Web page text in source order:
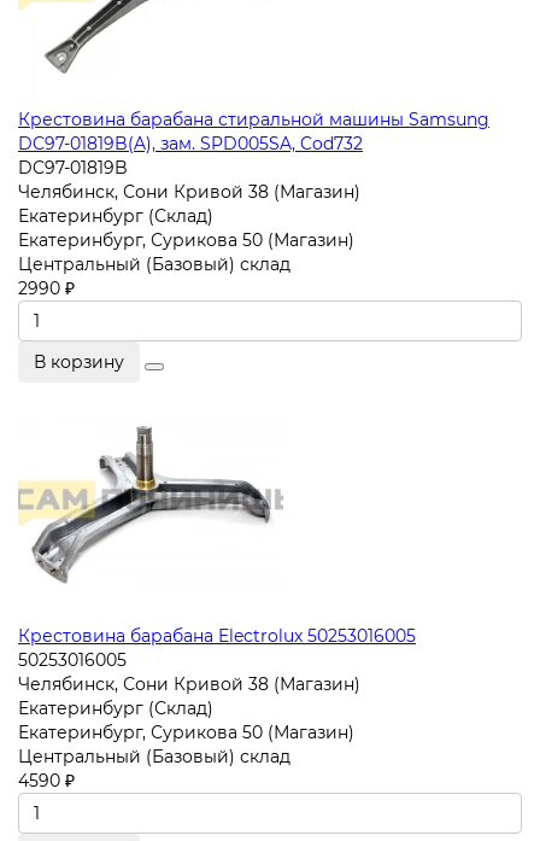
Крестовина барабана стиральной машины Samsung
DC97-01819B(A), зам. SPD005SA, Cod732
DC97-01819B
Челябинск, Сони Кривой 38 (Магазин)
Екатеринбург (Склад)
Екатеринбург, Сурикова 50 (Магазин)
Центральный (Базовый) склад
2990 ₽
В корзину
Крестовина барабана Electrolux 50253016005
50253016005
Челябинск, Сони Кривой 38 (Магазин)
Екатеринбург (Склад)
Екатеринбург, Сурикова 50 (Магазин)
Центральный (Базовый) склад
4590 ₽